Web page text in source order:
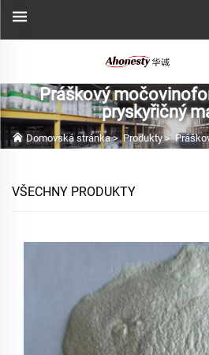
Práškový
pryskyřičný
Domovská stránka>Produkty>Práškový
VŠECHNY PRODUKTY